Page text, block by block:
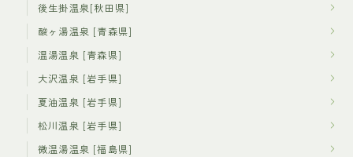
後生掛温泉[秋田県]
酸ヶ湯温泉 [青森県]
温湯温泉 [青森県]
大沢温泉 [岩手県]
夏油温泉 [岩手県]
松川温泉 [岩手県]
微温湯温泉 [福島県]